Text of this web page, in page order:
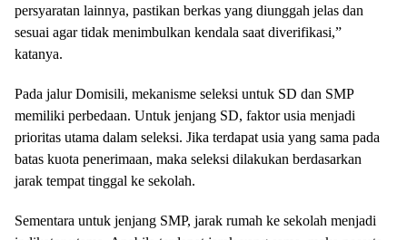
persyaratan lainnya, pastikan berkas yang diunggah jelas dan
sesuai agar tidak menimbulkan kendala saat diverifikasi,”
katanya.
Pada jalur Domisili, mekanisme seleksi untuk SD dan SMP
memiliki perbedaan. Untuk jenjang SD, faktor usia menjadi
prioritas utama dalam seleksi. Jika terdapat usia yang sama pada
batas kuota penerimaan, maka seleksi dilakukan berdasarkan
jarak tempat tinggal ke sekolah.
Sementara untuk jenjang SMP, jarak rumah ke sekolah menjadi